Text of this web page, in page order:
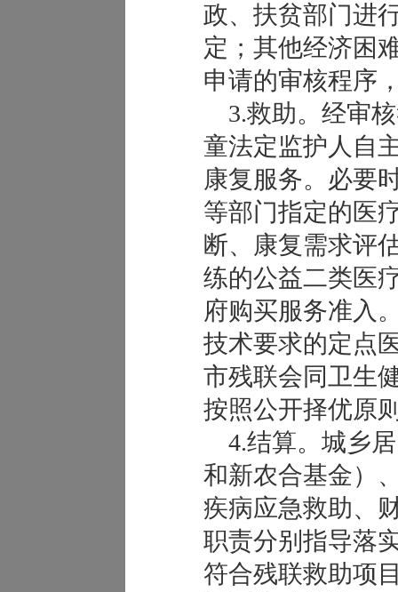
政、扶贫部门进
定；其他经济困
申请的审核程序
3.救助。经审
童法定监护人自
康复服务。必要
等部门指定的医
断、康复需求评
练的公益二类医
府购买服务准入
技术要求的定点
市残联会同卫生
按照公开择优原
4.结算。城乡
和新农合基金）
疾病应急救助、
职责分别指导落
符合残联救助项